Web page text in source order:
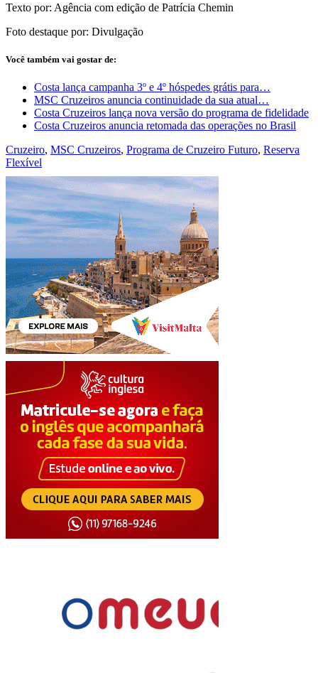
Texto por: Agência com edição de Patrícia Chemin
Foto destaque por: Divulgação
Você também vai gostar de:
Costa lança campanha 3º e 4º hóspedes grátis para…
MSC Cruzeiros anuncia continuidade da sua atual…
Costa Cruzeiros lança nova versão do programa de fidelidade
Costa Cruzeiros anuncia retomada das operações no Brasil
Cruzeiro, MSC Cruzeiros, Programa de Cruzeiro Futuro, Reserva
Flexível